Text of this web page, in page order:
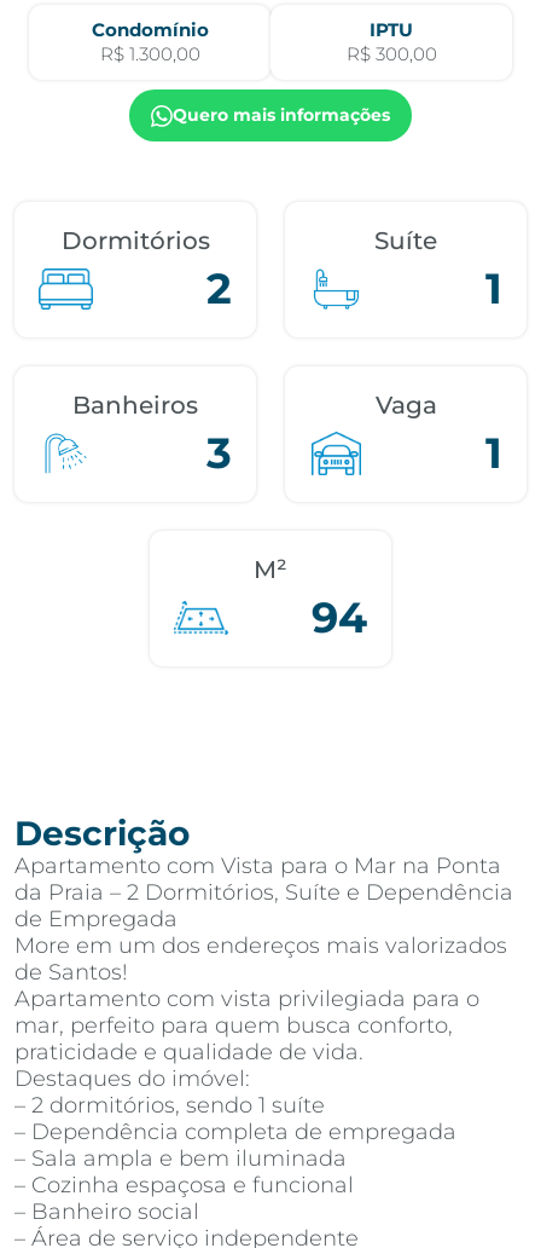
Condomínio
R$ 1.300,00
IPTU
R$ 300,00
Quero mais informações
Dormitórios
2
Suíte
1
Banheiros
3
Vaga
1
M²
94
Descrição
Apartamento com Vista para o Mar na Ponta
da Praia – 2 Dormitórios, Suíte e Dependência
de Empregada
More em um dos endereços mais valorizados
de Santos!
Apartamento com vista privilegiada para o
mar, perfeito para quem busca conforto,
praticidade e qualidade de vida.
Destaques do imóvel:
– 2 dormitórios, sendo 1 suíte
– Dependência completa de empregada
– Sala ampla e bem iluminada
– Cozinha espaçosa e funcional
– Banheiro social
– Área de serviço independente